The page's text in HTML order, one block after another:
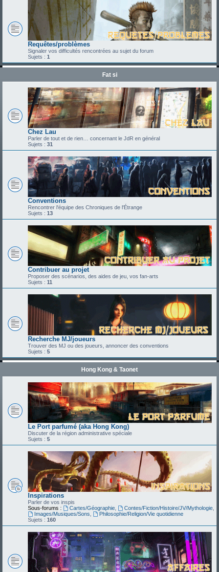
Requêtes/problèmes
Signaler vos difficultés rencontrées au sujet du forum
Sujets : 1
Fat si
Chez Lau
Parler de tout et de rien… concernant le JdR en général
Sujets : 31
Conventions
Rencontrer l'équipe des Chroniques de l'Étrange
Sujets : 13
Contribuer au projet
Proposer des scénarios, des aides de jeu, vos fan-arts
Sujets : 11
Recherche MJ/joueurs
Trouver des MJ ou des joueurs, annoncer des conventions
Sujets : 5
Hong Kong & Taonet
Le Port parfumé (aka Hong Kong)
Discuter de la région administrative spéciale
Sujets : 5
Inspirations
Parler de vos inspis
Sous-forums :
Cartes/Géographie, Contes/Fiction/Histoire/JV/Mythologie,
Images/Musiques/Sons
Philosophie/Religion/Vie quotidienne
Sujets : 160